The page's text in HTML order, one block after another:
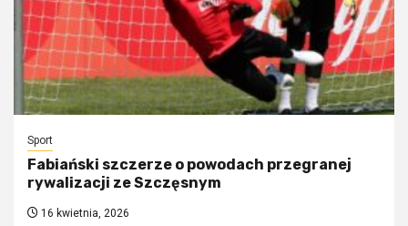
Sport
Fabiański szczerze o powodach przegranej
rywalizacji ze Szczęsnym
16 kwietnia, 2026